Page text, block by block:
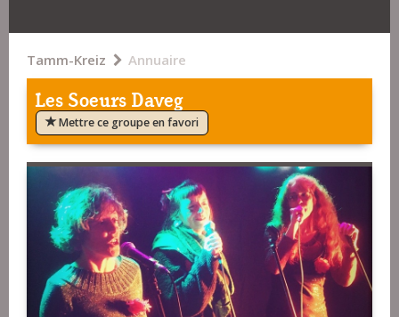
Tamm-Kreiz Annuaire
Les Soeurs Daveg
Mettre ce groupe en favori